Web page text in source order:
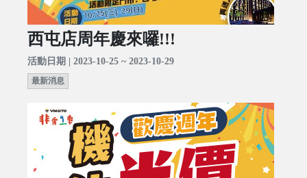
西屯店周年慶來囉!!!
活動日期 | 2023-10-25 ~ 2023-10-29
最新消息